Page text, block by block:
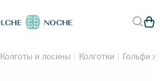
Колготы и лосины Колготки Гольфи